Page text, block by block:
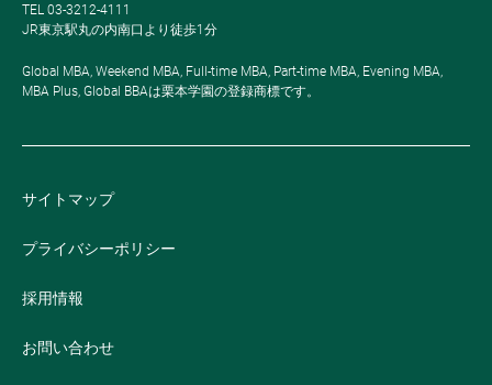
TEL 03-3212-4111
JR東京駅丸の内南口より徒歩1分
Global MBA, Weekend MBA, Full-time MBA, Part-time MBA, Evening MBA,
MBA Plus, Global BBAは栗本学園の登録商標です。
サイトマップ
プライバシーポリシー
採用情報
お問い合わせ